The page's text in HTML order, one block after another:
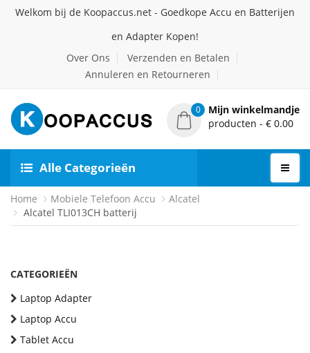
Welkom bij de Koopaccus.net - Goedkope Accu en Batterijen
en Adapter Kopen!
Over Ons
Verzenden en Betalen
Annuleren en Retourneren
0
Mijn winkelmandje
producten - € 0.00
Alle Categorieën
Home Mobiele Telefoon Accu
Alcatel
Alcatel TLI013CH batterij
CATEGORIEËN
Laptop Adapter
Laptop Accu
Tablet Accu